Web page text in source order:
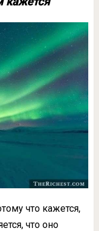
что кажется,
что оно